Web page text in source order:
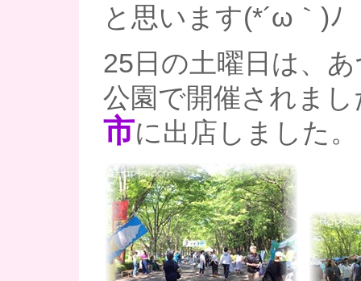
と思います(*´ω｀)ﾉ
25日の土曜日は、
公園で開催されまし
市に出店しました。